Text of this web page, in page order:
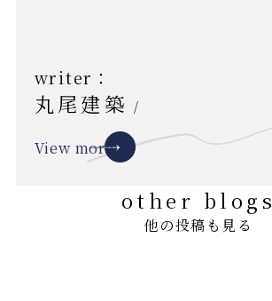
writer：
丸尾建築 /
View more
other blogs
他の投稿も見る